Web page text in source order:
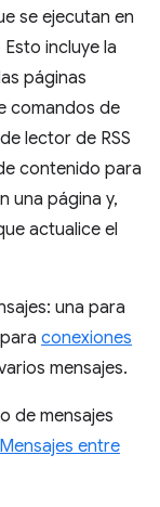
se ejecutan en
incluye la
páginas
comandos de
lector de RSS
contenido para
una página y,
actualice el
una para
conexiones
mensajes.
de mensajes
Mensajes entre